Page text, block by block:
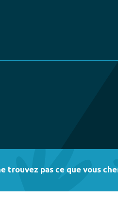
trouvez pas ce que vous